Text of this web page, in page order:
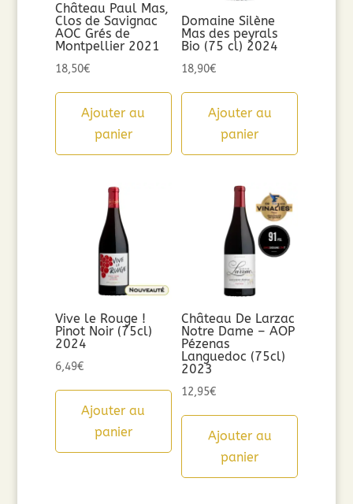
Château Paul Mas,
Clos de Savignac
AOC Grés de
Montpellier 2021
18,50€
Ajouter au
panier
Domaine Silène
Mas des peyrals
Bio (75 cl) 2024
18,90€
Ajouter au
panier
Vive le Rouge !
Pinot Noir (75cl)
2024
6,49€
Ajouter au
panier
Château De Larzac
Notre Dame – AOP
Pézenas
Languedoc (75cl)
2023
12,95€
Ajouter au
panier